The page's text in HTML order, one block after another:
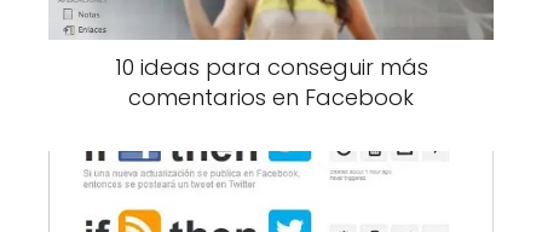
10 ideas para conseguir más
comentarios en Facebook